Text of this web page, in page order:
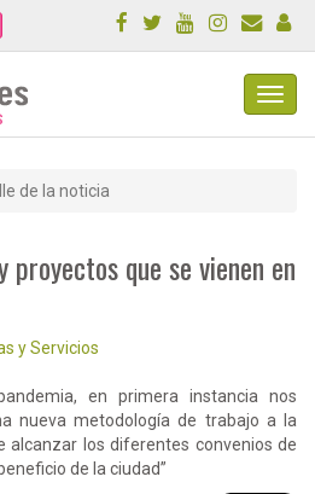
de la noticia
proyectos que se vienen en
y Servicios
en primera instancia nos
nueva metodología de trabajo a la
alcanzar los diferentes convenios de
de la ciudad”